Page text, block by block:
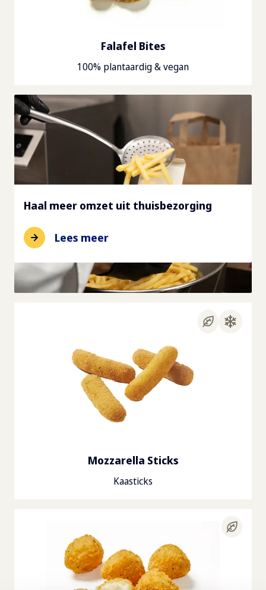
Falafel Bites
100% plantaardig & vegan
Haal meer omzet uit thuisbezorging
Lees meer
Mozzarella Sticks
Kaasticks